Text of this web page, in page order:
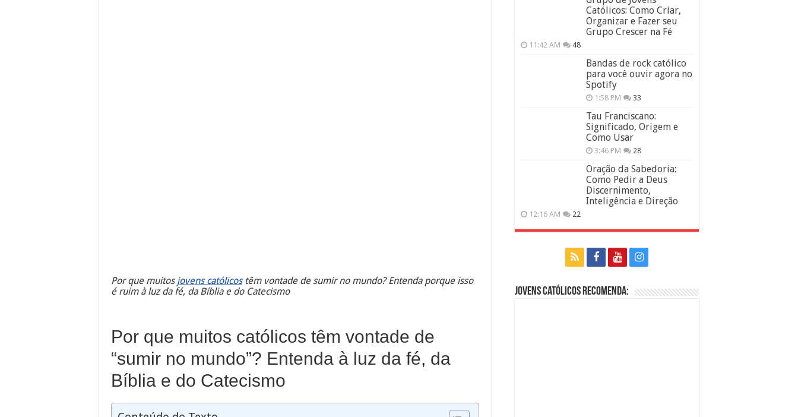
Por que muitos jovens católicostêm vontade de sumir no mundo? Entenda porque isso
é ruim à luz da fé, da Bíblia e do Catecismo
Por que muitos católicos têm vontade de
“sumir no mundo”? Entenda à luz da fé, da
Bíblia e do Catecismo
Católicos: Como Criar,
Organizar e Fazer seu
Grupo Crescer na Fé
11:42 AM 48
Bandas de rock católico
para você ouvir agora no
Spotify
1:58 PM 33
Tau Franciscano:
Significado, Origem e
Como Usar
3:46 PM 28
Oração da Sabedoria:
Como Pedir a Deus
Discernimento,
Inteligência e Direção
12:16 AM 22
Jovens Católicos Recomenda: